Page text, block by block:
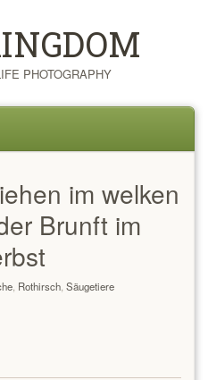
PHOTOGRAPHY
im welken
Brunft im
, Rothirsch, Säugetiere